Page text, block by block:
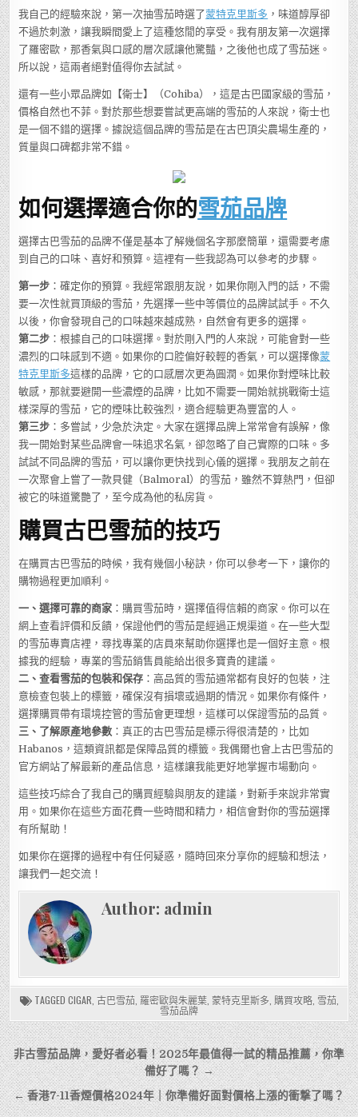
我自己的經驗來說，第一次抽雪茄時選了蒙特克里斯多 ，味道醇厚卻
不過於刺激，讓我瞬間愛上了這種悠閒的享受。我有朋友第一次選擇
了羅密歐，那香氣與口感的層次感讓他驚豔，之後他也成了雪茄迷。
所以說，這兩者絕對值得你去試試。
還有一些小眾品牌如【衛士】（Cohiba），這是古巴國家級的雪茄，
價格自然也不菲。對於那些想要嘗試更高端的雪茄的人來說，衛士也
是一個不錯的選擇。據說這個品牌的雪茄是在古巴頂尖農場生產的，
質量與口碑都非常不錯。
如何選擇適合你的雪茄品牌
選擇古巴雪茄的品牌不僅是基本了解幾個名字那麼簡單，還需要考慮
到自己的口味、喜好和預算。這裡有一些我認為可以參考的步驟。
第一步 ：確定你的預算。我經常跟朋友說，如果你剛入門的話，不需
要一次性就買頂級的雪茄，先選擇一些中等價位的品牌試試手。不久
以後，你會發現自己的口味越來越成熟，自然會有更多的選擇。
第二步 ：根據自己的口味選擇。對於剛入門的人來說，可能會對一些
濃烈的口味感到不適。如果你的口腔偏好較輕的香氣，可以選擇像蒙
特克里斯多這樣的品牌，它的口感層次更為圓潤。如果你對煙味比較
敏感，那就要避開一些濃煙的品牌，比如不需要一開始就挑戰衛士這
樣深厚的雪茄，它的煙味比較強烈，適合經驗更為豐富的人。
第三步 ：多嘗試，少急於決定。大家在選擇品牌上常常會有誤解，像
我一開始對某些品牌會一味追求名氣，卻忽略了自己實際的口味。多
試試不同品牌的雪茄，可以讓你更快找到心儀的選擇。我朋友之前在
一次聚會上嘗了一款貝健（Balmoral）的雪茄，雖然不算熱門，但卻
被它的味道驚艷了，至今成為他的私房貨。
購買古巴雪茄的技巧
在購買古巴雪茄的時候，我有幾個小秘訣，你可以參考一下，讓你的
購物過程更加順利。
一、選擇可靠的商家 ：購買雪茄時，選擇值得信賴的商家。你可以在
網上查看評價和反饋，保證他們的雪茄是經過正規渠道。在一些大型
的雪茄專賣店裡，尋找專業的店員來幫助你選擇也是一個好主意。根
據我的經驗，專業的雪茄銷售員能給出很多寶貴的建議。
二、查看雪茄的包裝和保存 ：高品質的雪茄通常都有良好的包裝，注
意檢查包裝上的標籤，確保沒有損壞或過期的情況。如果你有條件，
選擇購買帶有環境控管的雪茄會更理想，這樣可以保證雪茄的品質。
三、了解原產地參數 ：真正的古巴雪茄是標示得很清楚的，比如
Habanos，這類資訊都是保障品質的標籤。我偶爾也會上古巴雪茄的
官方網站了解最新的產品信息，這樣讓我能更好地掌握市場動向。
這些技巧綜合了我自己的購買經驗與朋友的建議，對新手來說非常實
用。如果你在這些方面花費一些時間和精力，相信會對你的雪茄選擇
有所幫助！
如果你在選擇的過程中有任何疑惑，隨時回來分享你的經驗和想法，
讓我們一起交流！
Author: admin
TAGGED CIGAR 古巴雪茄, 羅密歐與朱麗葉, 蒙特克里斯多 購買攻略, 雪茄,
雪茄品牌
文
章
導
非古雪茄品牌，愛好者必看！2025年最值得一試的精品推薦，你準
備好了嗎？ →
← 香港7-11香煙價格2024年｜你準備好面對價格上漲的衝撃了嗎？